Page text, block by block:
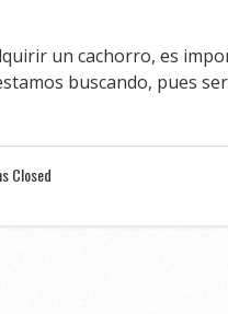
un cachorro, es
buscando, pues
Closed